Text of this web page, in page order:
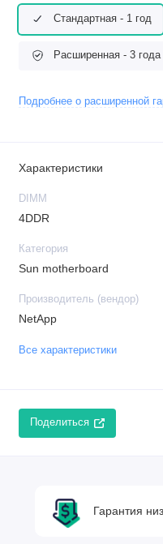
Стандартная - 1 год
Расширенная - 3 года
Подробнее о расширенной
Характеристики
DIMM
4DDR
Категория
Sun motherboard
Производитель (вендор)
NetApp
Все характеристики
Поделиться
Гарантия